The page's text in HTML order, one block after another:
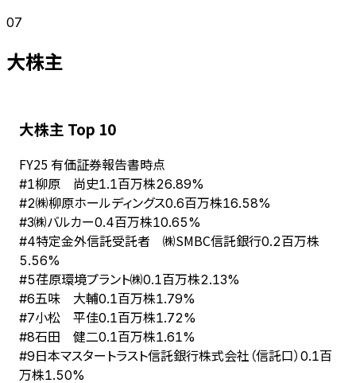
07
大株主
大株主 Top 10
FY25 有価証券報告書時点
#1柳原 尚史1.1百万株26.89%
#2㈱柳原ホールディングス0.6百万株16.58%
#3㈱バルカー0.4百万株10.65%
#4特定金外信託受託者 ㈱SMBC信託銀行0.2百万株
5.56%
#5荏原環境プラント㈱0.1百万株2.13%
#6五味 大輔0.1百万株1.79%
#7小松 平佳0.1百万株1.72%
#8石田 健二0.1百万株1.61%
#9日本マスタートラスト信託銀行株式会社（信託口） 0.1百
万株1.50%